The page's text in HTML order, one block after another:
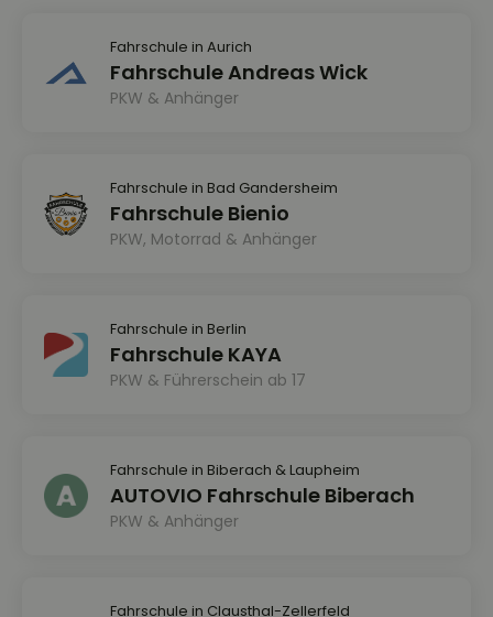
Fahrschule in Aurich
Fahrschule Andreas Wick
PKW & Anhänger
Fahrschule in Bad Gandersheim
Fahrschule Bienio
PKW, Motorrad & Anhänger
Fahrschule in Berlin
Fahrschule KAYA
PKW & Führerschein ab 17
Fahrschule in Biberach & Laupheim
AUTOVIO Fahrschule Biberach
PKW & Anhänger
Fahrschule in Clausthal-Zellerfeld